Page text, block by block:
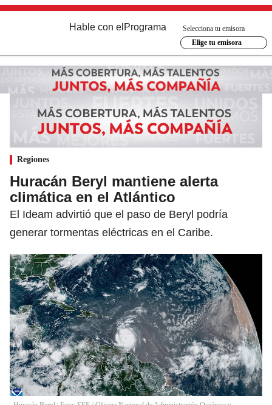
Hable con el Programa
Selecciona tu emisora
Elige tu emisora
Regiones
Huracán Beryl mantiene alerta
climática en el Atlántico
El Ideam advirtió que el paso de Beryl podría
generar tormentas eléctricas en el Caribe.